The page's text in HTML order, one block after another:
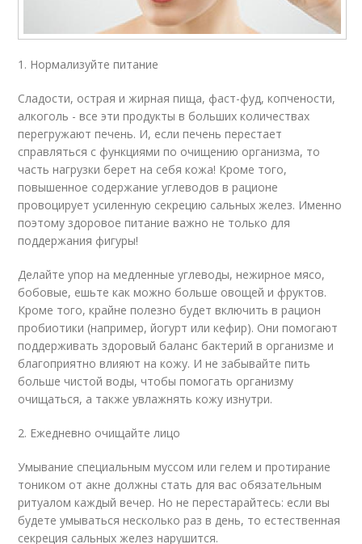
1. Нормализуйте питание
Сладости, острая и жирная пища, фаст-фуд, копчености,
алкоголь - все эти продукты в больших количествах
перегружают печень. И, если печень перестает
справляться с функциями по очищению организма, то
часть нагрузки берет на себя кожа! Кроме того,
повышенное содержание углеводов в рационе
провоцирует усиленную секрецию сальных желез. Именно
поэтому здоровое питание важно не только для
поддержания фигуры!
Делайте упор на медленные углеводы, нежирное мясо,
бобовые, ешьте как можно больше овощей и фруктов.
Кроме того, крайне полезно будет включить в рацион
пробиотики (например, йогурт или кефир). Они помогают
поддерживать здоровый баланс бактерий в организме и
благоприятно влияют на кожу. И не забывайте пить
больше чистой воды, чтобы помогать организму
очищаться, а также увлажнять кожу изнутри.
2. Ежедневно очищайте лицо
Умывание специальным муссом или гелем и протирание
тоником от акне должны стать для вас обязательным
ритуалом каждый вечер. Но не перестарайтесь: если вы
будете умываться несколько раз в день, то естественная
секреция сальных желез нарушится.